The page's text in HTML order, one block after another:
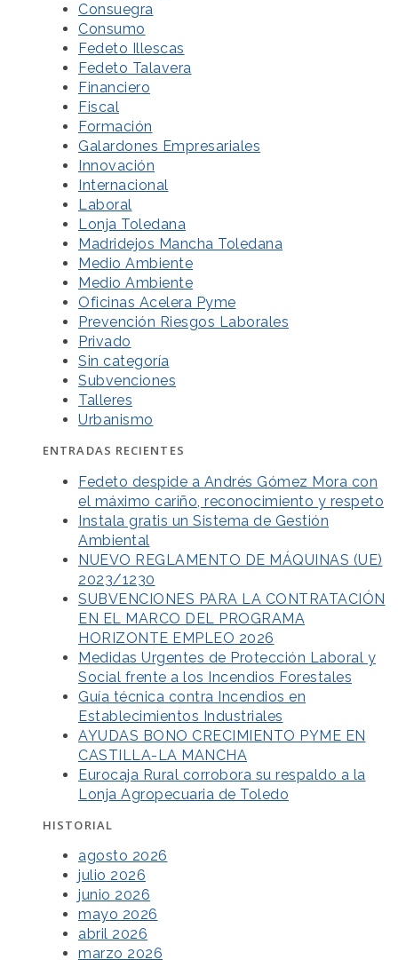
Consuegra
Consumo
Fedeto Illescas
Fedeto Talavera
Financiero
Fiscal
Formación
Galardones Empresariales
Innovación
Internacional
Laboral
Lonja Toledana
Madridejos Mancha Toledana
Medio Ambiente
Medio Ambiente
Oficinas Acelera Pyme
Prevención Riesgos Laborales
Privado
Sin categoría
Subvenciones
Talleres
Urbanismo
ENTRADAS RECIENTES
Fedeto despide a Andrés Gómez Mora con
el máximo cariño, reconocimiento y respeto
Instala gratis un Sistema de Gestión
Ambiental
NUEVO REGLAMENTO DE MÁQUINAS (UE)
2023/1230
SUBVENCIONES PARA LA CONTRATACIÓN
EN EL MARCO DEL PROGRAMA
HORIZONTE EMPLEO 2026
Medidas Urgentes de Protección Laboral y
Social frente a los Incendios Forestales
Guía técnica contra Incendios en
Establecimientos Industriales
AYUDAS BONO CRECIMIENTO PYME EN
CASTILLA-LA MANCHA
Eurocaja Rural corrobora su respaldo a la
Lonja Agropecuaria de Toledo
HISTORIAL
agosto 2026
julio 2026
junio 2026
mayo 2026
abril 2026
marzo 2026